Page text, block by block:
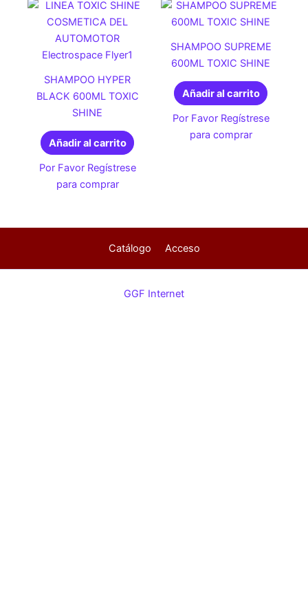
SHAMPOO HYPER
BLACK 600ML TOXIC
SHINE
Añadir al carrito
Por Favor Regístrese
para comprar
SHAMPOO SUPREME
600ML TOXIC SHINE
Añadir al carrito
Por Favor Regístrese
para comprar
Catálogo Acceso
GGF Internet